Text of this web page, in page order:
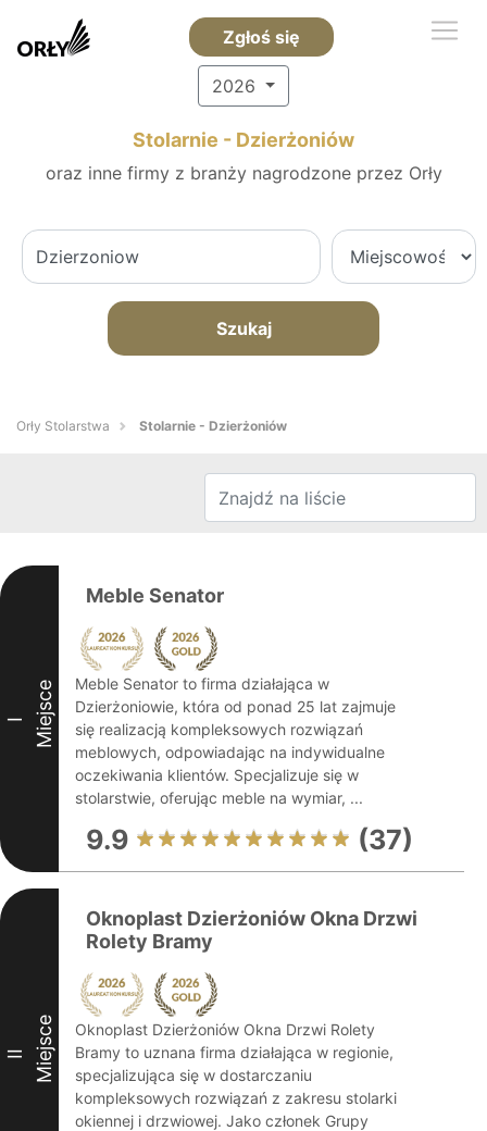
Zgłoś się
2026
Stolarnie - Dzierżoniów
oraz inne firmy z branży nagrodzone przez Orły
Szukaj
Orły Stolarstwa Stolarnie - Dzierżoniów
I Miejsce
Meble Senator
Meble Senator to firma działająca w
Dzierżoniowie, która od ponad 25 lat zajmuje
się realizacją kompleksowych rozwiązań
meblowych, odpowiadając na indywidualne
oczekiwania klientów. Specjalizuje się w
stolarstwie, oferując meble na wymiar, ...
9.9 (37)
II Miejsce
Oknoplast Dzierżoniów Okna Drzwi
Rolety Bramy
Oknoplast Dzierżoniów Okna Drzwi Rolety
Bramy to uznana firma działająca w regionie,
specjalizująca się w dostarczaniu
kompleksowych rozwiązań z zakresu stolarki
okiennej i drzwiowej. Jako członek Grupy